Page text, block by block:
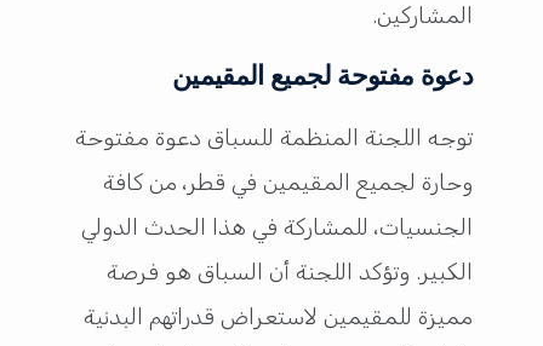
المشاركين.
دعوة مفتوحة لجميع المقيمين
توجه اللجنة المنظمة للسباق دعوة مفتوحة
وحارة لجميع المقيمين في قطر، من كافة
الجنسيات، للمشاركة في هذا الحدث الدولي
الكبير. وتؤكد اللجنة أن السباق هو فرصة
مميزة للمقيمين لاستعراض قدراتهم البدنية